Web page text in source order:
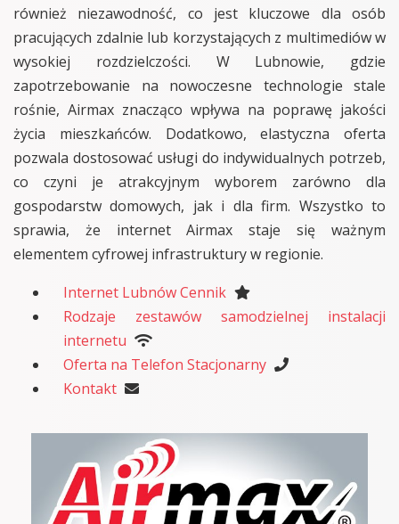
również niezawodność, co jest kluczowe dla osób
pracujących zdalnie lub korzystających z multimediów w
wysokiej rozdzielczości. W Lubnowie, gdzie
zapotrzebowanie na nowoczesne technologie stale
rośnie, Airmax znacząco wpływa na poprawę jakości
życia mieszkańców. Dodatkowo, elastyczna oferta
pozwala dostosować usługi do indywidualnych potrzeb,
co czyni je atrakcyjnym wyborem zarówno dla
gospodarstw domowych, jak i dla firm. Wszystko to
sprawia, że internet Airmax staje się ważnym
elementem cyfrowej infrastruktury w regionie.
Internet Lubnów Cennik
Rodzaje zestawów samodzielnej instalacji
internetu
Oferta na Telefon Stacjonarny
Kontakt